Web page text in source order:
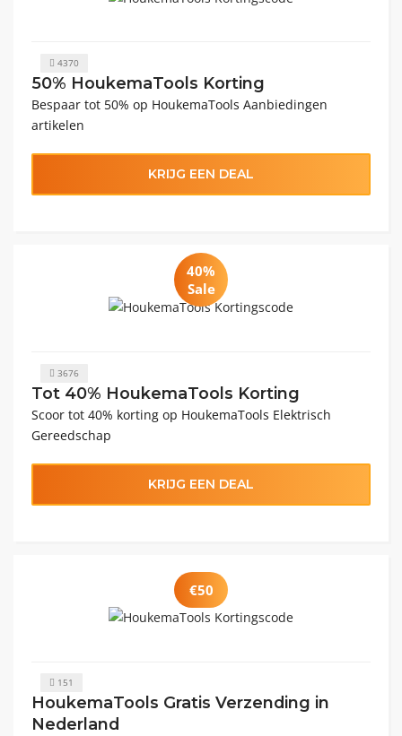
4370
50% HoukemaTools Korting
Bespaar tot 50% op HoukemaTools Aanbiedingen
artikelen
KRIJG EEN DEAL
40%
Sale
3676
Tot 40% HoukemaTools Korting
Scoor tot 40% korting op HoukemaTools Elektrisch
Gereedschap
KRIJG EEN DEAL
€50
151
HoukemaTools Gratis Verzending in
Nederland